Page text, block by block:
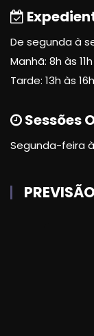
De segunda à
Manhã: 8h às 11h
Tarde: 13h às
Sessões
Segunda-feira